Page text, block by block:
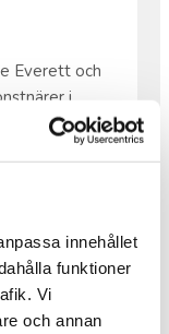
innehållet
funktioner
Vi
och annan
Everett och
i
också